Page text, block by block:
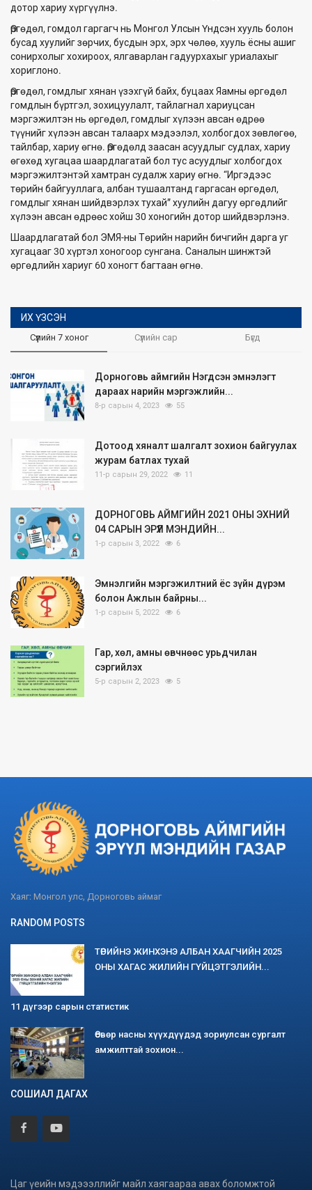
дотор хариу хүргүүлнэ.
Өргөдөл, гомдол гаргагч нь Монгол Улсын Үндсэн хууль болон
бусад хуулийг зөрчих, бусдын эрх, эрх чөлөө, хууль ёсны ашиг
сонирхолыг хохироох, ялгаварлан гадуурхахыг уриалахыг
хориглоно.
Өргөдөл, гомдлыг хянан үзэхгүй байх, буцаах Яамны өргөдөл
гомдлын бүртгэл, зохицуулалт, тайлагнал хариуцсан
мэргэжилтэн нь өргөдөл, гомдлыг хүлээн авсан өдрөө
түүнийг хүлээн авсан талаарх мэдээлэл, холбогдох зөвлөгөө,
тайлбар, хариу өгнө. Өргөдөлд заасан асуудлыг судлах, хариу
өгөхөд хугацаа шаардлагатай бол тус асуудлыг холбогдох
мэргэжилтэнтэй хамтран судалж хариу өгнө. “Иргэдээс
төрийн байгууллага, албан тушаалтанд гаргасан өргөдөл,
гомдлыг хянан шийдвэрлэх тухай” хуулийн дагуу өргөдлийг
хүлээн авсан өдрөөс хойш 30 хоногийн дотор шийдвэрлэнэ.
Шаардлагатай бол ЭМЯ-ны Төрийн нарийн бичгийн дарга уг
хугацааг 30 хүртэл хоногоор сунгана. Саналын шинжтэй
өргөдлийн хариуг 60 хоногт багтаан өгнө.
ИХ ҮЗСЭН
Сүүлийн 7 хоног Сүүлийн сар Бүгд
Дорноговь аймгийн Нэгдсэн эмнэлэгт
дараах нарийн мэргэжлийн...
8-р сарын 4, 2023 55
Дотоод хяналт шалгалт зохион байгуулах
журам батлах тухай
11-р сарын 29, 2022 11
ДОРНОГОВЬ АЙМГИЙН 2021 ОНЫ ЭХНИЙ
04 САРЫН ЭРҮҮЛ МЭНДИЙН...
1-р сарын 3, 2022 6
Эмнэлгийн мэргэжилтний ёс зүйн дүрэм
болон Ажлын байрны...
1-р сарын 5, 2022 6
Гар, хөл, амны өвчнөөс урьдчилан
сэргийлэх
5-р сарын 2, 2023 5
Хаяг: Монгол улс, Дорноговь аймаг
RANDOM POSTS
ТӨРИЙНЭ ЖИНХЭНЭ АЛБАН ХААГЧИЙН 2025
ОНЫ ХАГАС ЖИЛИЙН ГҮЙЦЭТГЭЛИЙН...
11 дүгээр сарын статистик
Өсвөр насны хүүхдүүдэд зориулсан сургалт
амжилттай зохион...
СОШИАЛ ДАГАХ
Цаг үеийн мэдэээллийг майл хаягаараа авах боломжтой